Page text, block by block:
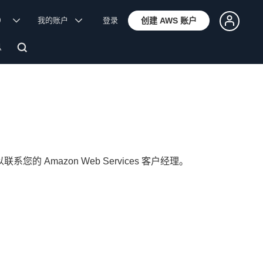
） 我的账户 登录 创建 AWS 账户
联系您的 Amazon Web Services 客户经理。